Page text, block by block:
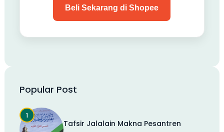
Beli Sekarang di Shopee
Popular Post
Tafsir Jalalain Makna Pesantren